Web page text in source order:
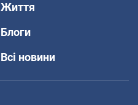
Життя
Блоги
Всі новини